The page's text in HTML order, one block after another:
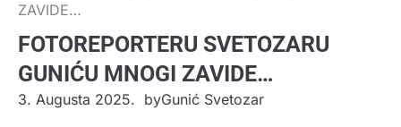
ZAVIDE…
FOTOREPORTERU SVETOZARU
GUNIĆU MNOGI ZAVIDE…
3. Augusta 2025. byGunić Svetozar